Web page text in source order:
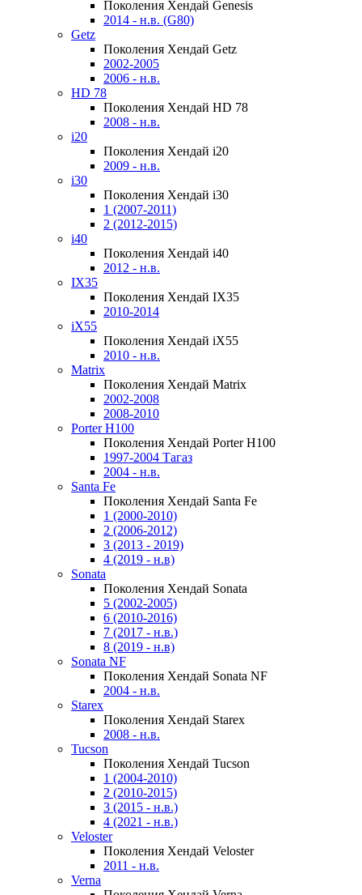
Поколения Хендай Genesis
2014 - н.в. (G80)
Getz
Поколения Хендай Getz
2002-2005
2006 - н.в.
HD 78
Поколения Хендай HD 78
2008 - н.в.
i20
Поколения Хендай i20
2009 - н.в.
i30
Поколения Хендай i30
1 (2007-2011)
2 (2012-2015)
i40
Поколения Хендай i40
2012 - н.в.
IX35
Поколения Хендай IX35
2010-2014
iX55
Поколения Хендай iX55
2010 - н.в.
Matrix
Поколения Хендай Matrix
2002-2008
2008-2010
Porter H100
Поколения Хендай Porter H100
1997-2004 Тагаз
2004 - н.в.
Santa Fe
Поколения Хендай Santa Fe
1 (2000-2010)
2 (2006-2012)
3 (2013 - 2019)
4 (2019 - н.в)
Sonata
Поколения Хендай Sonata
5 (2002-2005)
6 (2010-2016)
7 (2017 - н.в.)
8 (2019 - н.в)
Sonata NF
Поколения Хендай Sonata NF
2004 - н.в.
Starex
Поколения Хендай Starex
2008 - н.в.
Tucson
Поколения Хендай Tucson
1 (2004-2010)
2 (2010-2015)
3 (2015 - н.в.)
4 (2021 - н.в.)
Veloster
Поколения Хендай Veloster
2011 - н.в.
Verna